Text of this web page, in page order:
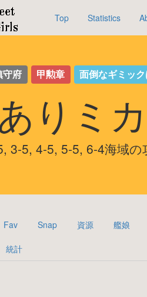
Top Statistics
守府 甲勲章 面倒なギミッ
りミ
3-5, 4-5, 5-5, 6-4海域の
Fav Snap 資源 艦娘
統計